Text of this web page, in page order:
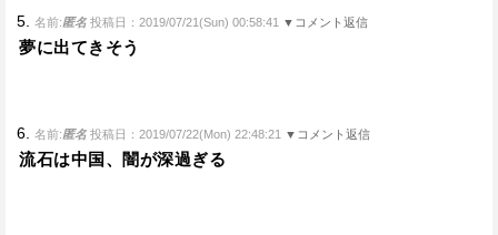
5. 名前:匿名 投稿日：2019/07/21(Sun) 00:58:41 ▼コメント返信
夢に出てきそう
6. 名前:匿名 投稿日：2019/07/22(Mon) 22:48:21 ▼コメント返信
流石は中国、闇が深過ぎる